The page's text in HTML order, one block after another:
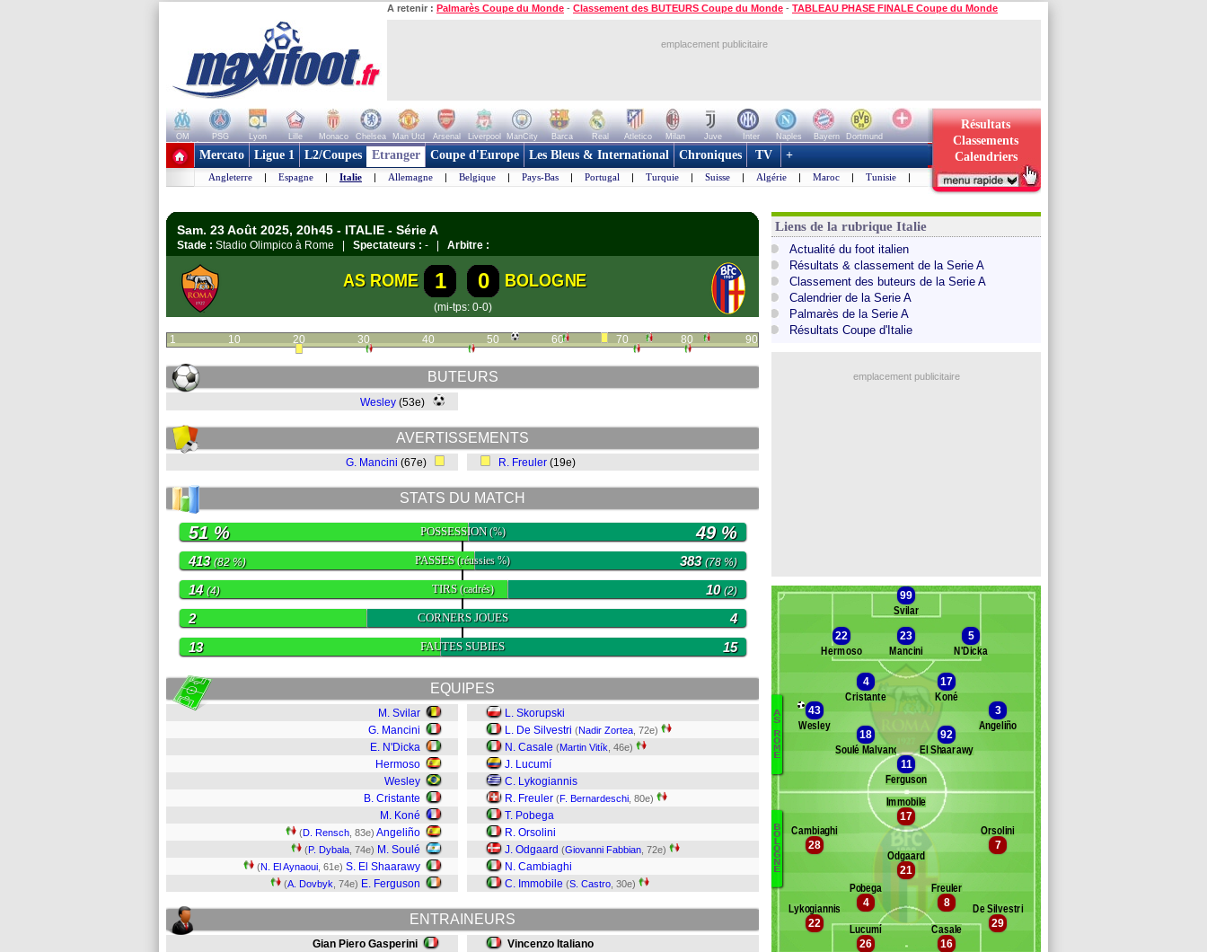
A retenir : Palmarès Coupe du Monde - Classement des BUTEURS Coupe du Monde - TABLEAU PHASE FINALE Coupe du Monde
emplacement publicitaire
OM PSG Lyon Lille Monaco Chelsea Man Utd Arsenal Liverpool ManCity Barca Real Atletico Milan Juve Inter Naples Bayern
Dortmund
+ de clubs
Résultats
Classements
Calendriers
Mercato Ligue 1 L2/Coupes Etranger Coupe d'Europe Les Bleus & International Chroniques TV +
Angleterre | Espagne | Italie | Allemagne | Belgique | Pays-Bas | Portugal | Turquie | Suisse | Algérie | Maroc | Tunisie |
Sam. 23 Août 2025, 20h45 - ITALIE - Série A
Stade : Stadio Olimpico à Rome | Spectateurs : - | Arbitre :
AS ROME 1 0 BOLOGNE
(mi-tps: 0-0)
1 10 20 30 40 50 60 70 80 90
BUTEURS
Wesley (53e)
AVERTISSEMENTS
G. Mancini (67e) R. Freuler (19e)
STATS DU MATCH
POSSESSION(%)
51 % 49 %
PASSES(réussies %)
413(82 %) 383(78 %)
TIRS(cadrés)
14 (4) 10(2)
CORNERS JOUES
2 4
FAUTES SUBIES
13 15
EQUIPES
M. Svilar
G. Mancini
E. N'Dicka
Hermoso
Wesley
B. Cristante
M. Koné
(D. Rensch , 83e) Angeliño
(P. Dybala , 74e) M. Soulé
(N. El Aynaoui , 61e) S. El Shaarawy
(A. Dovbyk , 74e) E. Ferguson
L. Skorupski
L. De Silvestri (Nadir Zortea , 72e)
N. Casale (Martin Vitík , 46e)
J. Lucumí
C. Lykogiannis
R. Freuler (F. Bernardeschi , 80e)
T. Pobega
R. Orsolini
J. Odgaard (Giovanni Fabbian , 72e)
N. Cambiaghi
C. Immobile (S. Castro , 30e)
ENTRAINEURS
Gian Piero Gasperini Vincenzo Italiano
Liens de la rubrique Italie
Actualité du foot italien
Résultats & classement de la Serie A
Classement des buteurs de la Serie A
Calendrier de la Serie A
Palmarès de la Serie A
Résultats Coupe d'Italie
emplacement publicitaire
Banc des remplaçants AS Rome
Baldanzi
Dybala
El Aynaoui
Ghilardi
Rensch
Zelezny
A
S
R
O
M
E
Banc des remplaçants
Domínguez
Karlsson
Ferguson
Bernardeschi
B
O
L
O
G
N
E
99
Svilar
22
Hermoso
23
Mancini
5
N'Dicka
4
Cristante
17
Koné
43
Wesley
3
Angeliño
18
Soulé Malvano
92
El Shaarawy
11
Ferguson
16
Casale
26
Lucumí 29
De Silvestri
22
Lykogiannis 8
Freuler
4
Pobega
21
Odgaard
7
Orsolini
28
Cambiaghi
17
Immobile